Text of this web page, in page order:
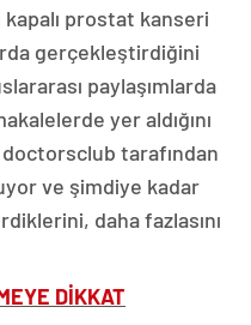
kapalı prostat kanseri
gerçekleştirdiğini
paylaşımlarda
yer aldığını
doctorsclub tarafından
ve şimdiye kadar
daha fazlasını
DİKKAT